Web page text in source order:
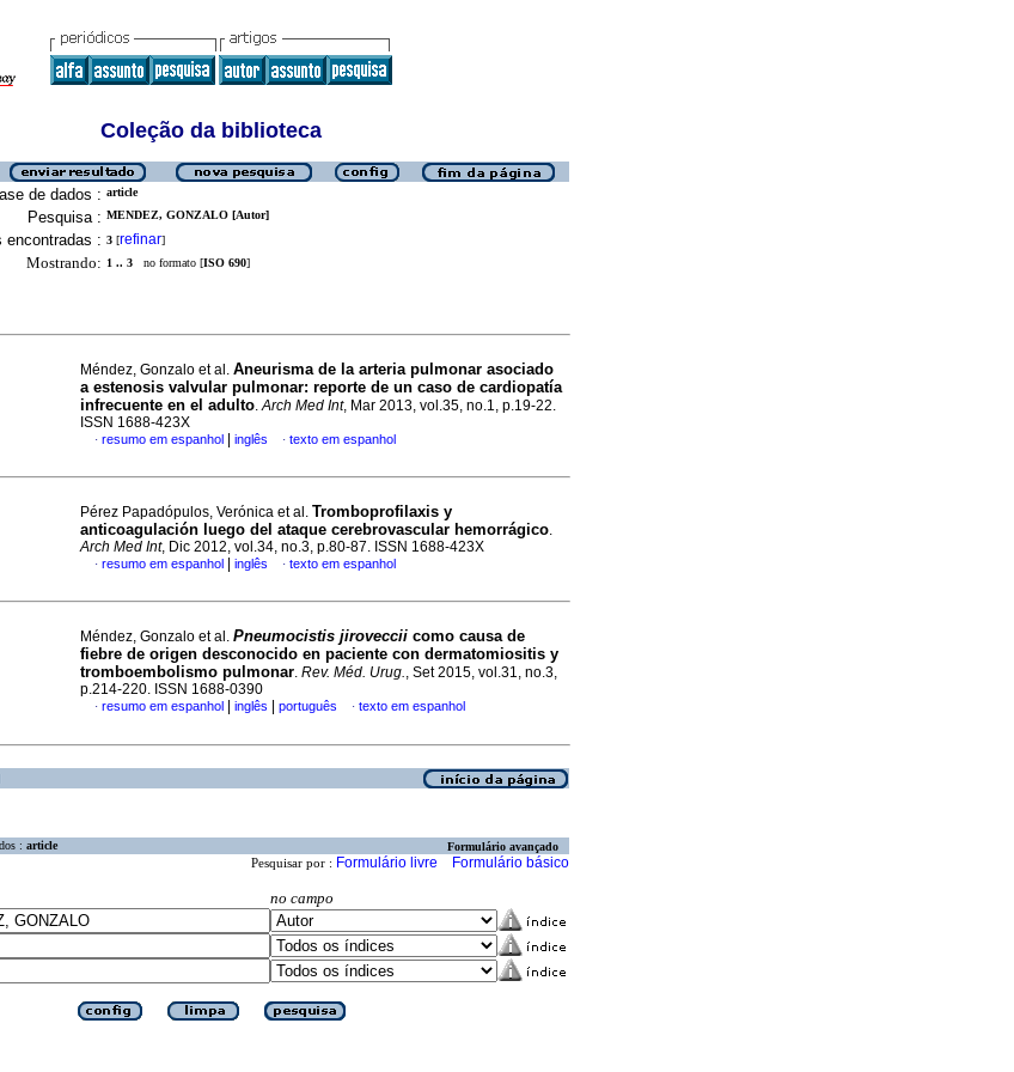
Coleção da biblioteca
de dados : article
Pesquisa : MENDEZ, GONZALO [Autor]
encontradas : 3 [refinar]
Mostrando: 1 .. 3 no formato [ISO 690]
Méndez, Gonzalo et al. Aneurisma de la arteria pulmonar asociado
a estenosis valvular pulmonar: reporte de un caso de cardiopatía
infrecuente en el adulto.Arch Med Int, Mar 2013, vol.35, no.1, p.19-22.
ISSN 1688-423X
· resumo em espanhol inglês · texto em espanhol
Pérez Papadópulos, Verónica et al. Tromboprofilaxis y
anticoagulación luego del ataque cerebrovascular hemorrágico.
Arch Med Int, Dic 2012, vol.34, no.3, p.80-87. ISSN 1688-423X
· resumo em espanhol inglês · texto em espanhol
Méndez, Gonzalo et al. Pneumocistis jiroveccii como causa de
fiebre de origen desconocido en paciente con dermatomiositis y
tromboembolismo pulmonar. Rev. Méd. Urug., Set 2015, vol.31, no.3,
p.214-220. ISSN 1688-0390
· resumo em espanhol inglês português · texto em espanhol
: article Formulário avançado
Pesquisar por : Formulário livre Formulário básico
no campo